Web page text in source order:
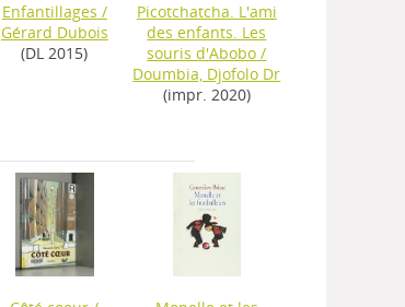
Enfantillages /
Gérard Dubois
(DL 2015)
Picotchatcha. L'ami
des enfants. Les
souris d'Abobo /
Doumbia, Djofolo Dr
(impr. 2020)